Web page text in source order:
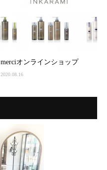
merciオンラインショップ
2020.08.16